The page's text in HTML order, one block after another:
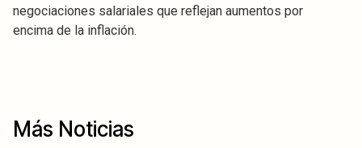
negociaciones salariales que reflejan aumentos por
encima de la inflación.
Más Noticias